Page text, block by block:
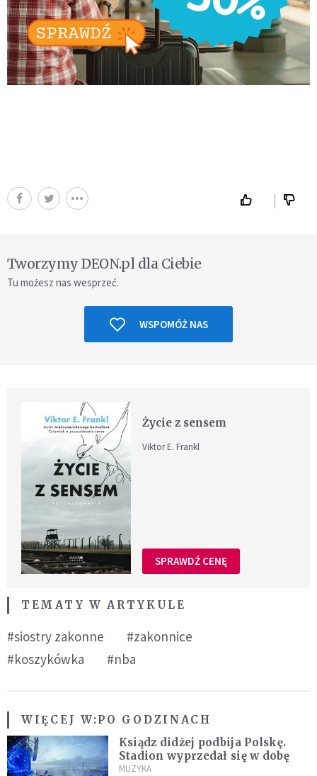
Tworzymy DEON.pl dla Ciebie
Tu możesz nas wesprzeć.
WSPOMÓŻ NAS
Życie z sensem
Viktor E. Frankl
SPRAWDŹ CENĘ
TEMATY W ARTYKULE
#siostry zakonne
#zakonnice
#koszykówka
#nba
WIĘCEJ W:PO GODZINACH
Ksiądz didżej podbija Polskę.
Stadion wyprzedał się w dobę
MUZYKA